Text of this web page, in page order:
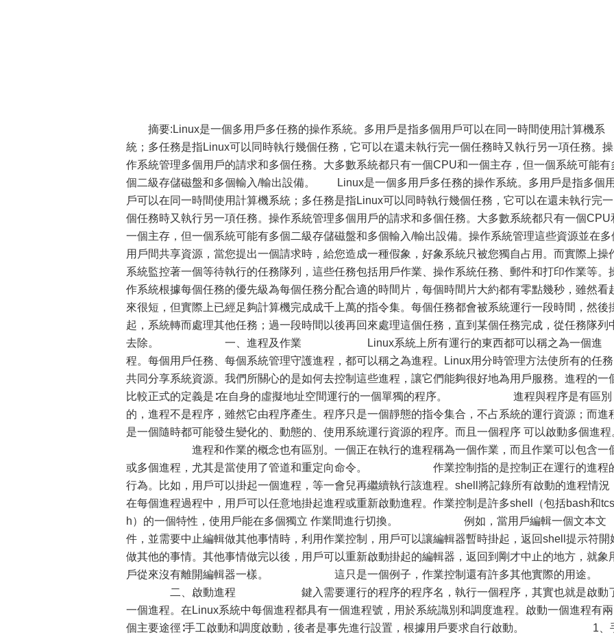
摘要:Linux是一個多用戶多任務的操作系統。多用戶是指多個用戶可以在同一時間使用計算機系
統；多任務是指Linux可以同時執行幾個任務，它可以在還未執行完一個任務時又執行另一項任務。操
作系統管理多個用戶的請求和多個任務。大多數系統都只有一個CPU和一個主存，但一個系統可能有
個二級存儲磁盤和多個輸入/輸出設備。 Linux是一個多用戶多任務的操作系統。多用戶是指多個用
戶可以在同一時間使用計算機系統；多任務是指Linux可以同時執行幾個任務，它可以在還未執行完一
個任務時又執行另一項任務。操作系統管理多個用戶的請求和多個任務。大多數系統都只有一個CPU
一個主存，但一個系統可能有多個二級存儲磁盤和多個輸入/輸出設備。操作系統管理這些資源並在多
用戶間共享資源，當您提出一個請求時，給您造成一種假象，好象系統只被您獨自占用。而實際上操
系統監控著一個等待執行的任務隊列，這些任務包括用戶作業、操作系統任務、郵件和打印作業等。
作系統根據每個任務的優先級為每個任務分配合適的時間片，每個時間片大約都有零點幾秒，雖然看
來很短，但實際上已經足夠計算機完成成千上萬的指令集。每個任務都會被系統運行一段時間，然後
起，系統轉而處理其他任務；過一段時間以後再回來處理這個任務，直到某個任務完成，從任務隊列
去除。 一、進程及作業 Linux系統上所有運行的東西都可以稱之為一個進
程。每個用戶任務、每個系統管理守護進程，都可以稱之為進程。Linux用分時管理方法使所有的任務
共同分享系統資源。我們所關心的是如何去控制這些進程，讓它們能夠很好地為用戶服務。進程的一
比較正式的定義是∶在自身的虛擬地址空間運行的一個單獨的程序。 進程與程序是有區別
的，進程不是程序，雖然它由程序產生。程序只是一個靜態的指令集合，不占系統的運行資源；而進
是一個隨時都可能發生變化的、動態的、使用系統運行資源的程序。而且一個程序 可以啟動多個進程
進程和作業的概念也有區別。一個正在執行的進程稱為一個作業，而且作業可以包含一
或多個進程，尤其是當使用了管道和重定向命令。 作業控制指的是控制正在運行的進程
行為。比如，用戶可以掛起一個進程，等一會兒再繼續執行該進程。shell將記錄所有啟動的進程情況
在每個進程過程中，用戶可以任意地掛起進程或重新啟動進程。作業控制是許多shell（包括bash和tcs
h）的一個特性，使用戶能在多個獨立 作業間進行切換。 例如，當用戶編輯一個文本文
件，並需要中止編輯做其他事情時，利用作業控制，用戶可以讓編輯器暫時掛起，返回shell提示符開
做其他的事情。其他事情做完以後，用戶可以重新啟動掛起的編輯器，返回到剛才中止的地方，就象
戶從來沒有離開編輯器一樣。 這只是一個例子，作業控制還有許多其他實際的用途。
二、啟動進程 鍵入需要運行的程序的程序名，執行一個程序，其實也就是啟動
一個進程。在Linux系統中每個進程都具有一個進程號，用於系統識別和調度進程。啟動一個進程有兩
個主要途徑∶手工啟動和調度啟動，後者是事先進行設置，根據用戶要求自行啟動。 1、